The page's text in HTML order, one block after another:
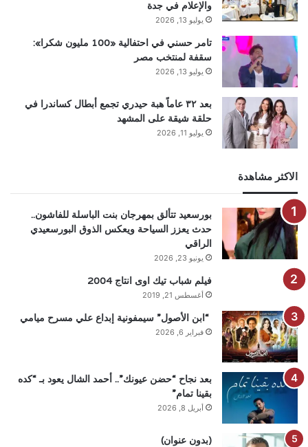
والإعلام في جدة
يوليو 13, 2026
تامر حسني في احتفالية «100 مليون شكرا»:
سقفة لمنتخب مصر
يوليو 13, 2026
بعد ٣٢ عاماً هبة حيدري تجمع أبطال كساندرا في
حلقة شيقة على المشهد
يوليو 11, 2026
الاكثر مشاهدة
بورسعيد تتألق بمهرجان بنت الباسلة للفاشون..
حدث يعزز السياحة ويعكس الذوق البورسعيدي
الراقي
يونيو 23, 2026
فيلم شباب تيك اوى انتاج 2004
أغسطس 21, 2019
“ابن الأصول” سيمفونية إبداع علي مسرح ميامي
فبراير 6, 2026
بعد نجاح “حضن عيونك”.. أحمد الشال يعود بـ “كده
بقينا تمام”
أبريل 8, 2026
(بدون عنوان)